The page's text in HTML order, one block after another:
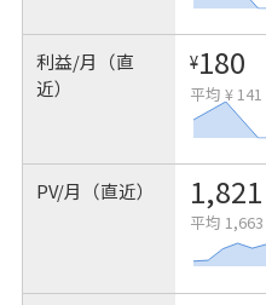
利益/月（直
近）
¥180
平均 ¥ 141
PV/月（直近） 1,821
平均 1,663